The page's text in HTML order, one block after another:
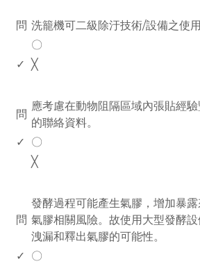
問 洗籠機可二級除汙技術/設備之使用
〇
✓ ╳
問
應考慮在動物阻隔區域內張貼經
的聯絡資料。
✓
〇
╳
問
發酵過程可能產生氣膠，增加暴
氣膠相關風險。故使用大型發酵
洩漏和釋出氣膠的可能性。
✓
〇